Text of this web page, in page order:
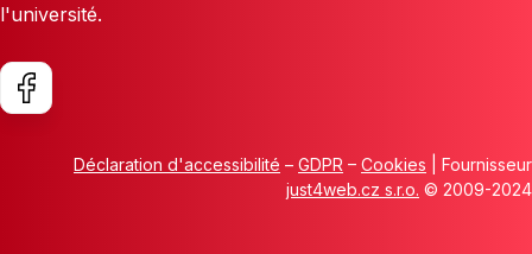
l'université.
Déclaration d'accessibilité – GDPR – Cookies | Fournisseur
just4web.cz s.r.o. © 2009-2024